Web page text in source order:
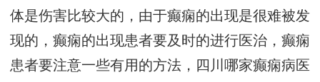
体是伤害比较大的，由于癫痫的出现是很难被发
现的，癫痫的出现患者要及时的进行医治，癫痫
患者要注意一些有用的方法，四川哪家癫痫病医